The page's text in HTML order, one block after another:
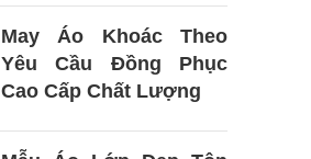
May Áo Khoác Theo
Yêu Cầu Đồng Phục
Cao Cấp Chất Lượng